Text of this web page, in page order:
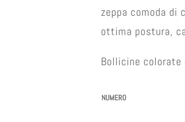
zeppa comoda di
ottima postura,
Bollicine colorate
NUMERO